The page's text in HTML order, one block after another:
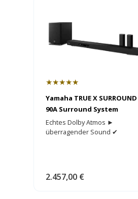
★★★★★
Yamaha TRUE X SURROUND
90A Surround System
Echtes Dolby Atmos ►
überragender Sound ✔
2.457,00 €